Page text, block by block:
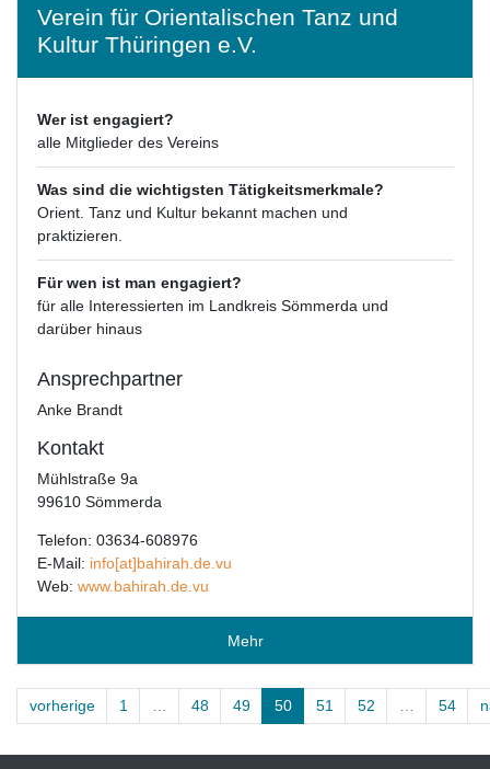
Verein für Orientalischen Tanz und
Kultur Thüringen e.V.
Wer ist engagiert?
alle Mitglieder des Vereins
Was sind die wichtigsten Tätigkeitsmerkmale?
Orient. Tanz und Kultur bekannt machen und
praktizieren.
Für wen ist man engagiert?
für alle Interessierten im Landkreis Sömmerda und
darüber hinaus
Ansprechpartner
Anke Brandt
Kontakt
Mühlstraße 9a
99610 Sömmerda
Telefon: 03634-608976
E-Mail: info[at]bahirah.de.vu
Web: www.bahirah.de.vu
Mehr
vorherige 1 … 48 49 50 51 52 … 54